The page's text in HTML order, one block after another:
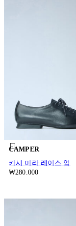
CAMPER
카시 미라 레이스 업
₩280.000